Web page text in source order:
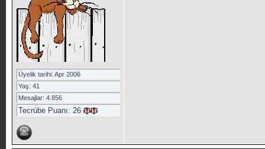
Üyelik tarihi: Apr 2006
Yaş: 41
Mesajlar: 4.856
Tecrübe Puanı: 26